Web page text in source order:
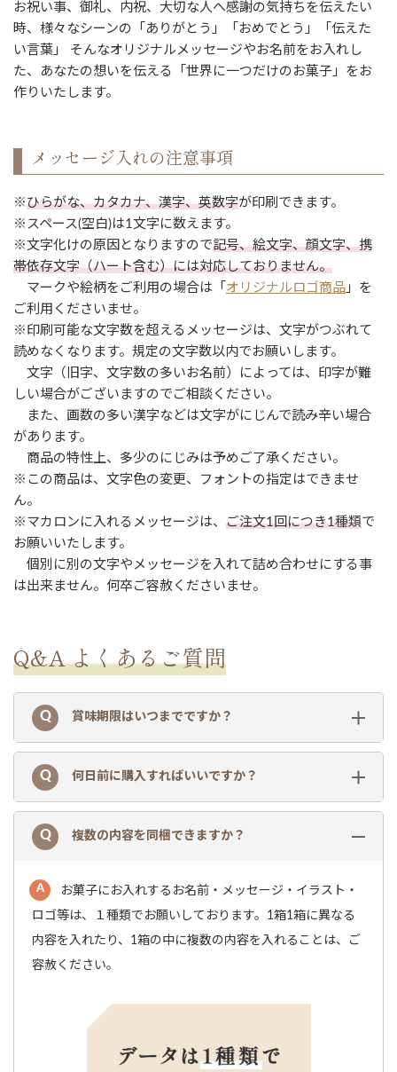
お祝い事、御礼、内祝、大切な人へ感謝の気持ちを伝えたい
時、様々なシーンの「ありがとう」「おめでとう」「伝えた
い言葉」 そんなオリジナルメッセージやお名前をお入れし
た、あなたの想いを伝える「世界に一つだけのお菓子」をお
作りいたします。
メッセージ入れの注意事項
※ひらがな、カタカナ、漢字、英数字が印刷できます。
※スペース(空白)は1文字に数えます。
※文字化けの原因となりますので記号、絵文字、顔文字、携
帯依存文字（ハート含む）には対応しておりません。
マークや絵柄をご利用の場合は「 オリジナルロゴ商品 」を
ご利用くださいませ。
※印刷可能な文字数を超えるメッセージは、文字がつぶれて
読めなくなります。規定の文字数以内でお願いします。
文字（旧字、文字数の多いお名前）によっては、印字が難
しい場合がございますのでご相談ください。
また、画数の多い漢字などは文字がにじんで読み辛い場合
があります。
商品の特性上、多少のにじみは予めご了承ください。
※この商品は、文字色の変更、フォントの指定はできませ
ん。
※マカロンに入れるメッセージは、 ご注文1回につき1種類で
お願いいたします。
個別に別の文字やメッセージを入れて詰め合わせにする事
は出来ません。何卒ご容赦くださいませ。
Q&A よくあるご質問
賞味期限はいつまでですか？
何日前に購入すればいいですか？
複数の内容を同梱できますか？
お菓子にお入れするお名前・メッセージ・イラスト・
ロゴ等は、１種類でお願いしております。1箱1箱に異なる
内容を入れたり、1箱の中に複数の内容を入れることは、ご
容赦ください。